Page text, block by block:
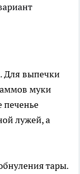
Для выпечки
муки
печенье
лужей, а
тары.